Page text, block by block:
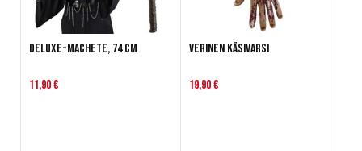
Deluxe-machete, 74 cm
11,90 €
Verinen käsivarsi
19,90 €